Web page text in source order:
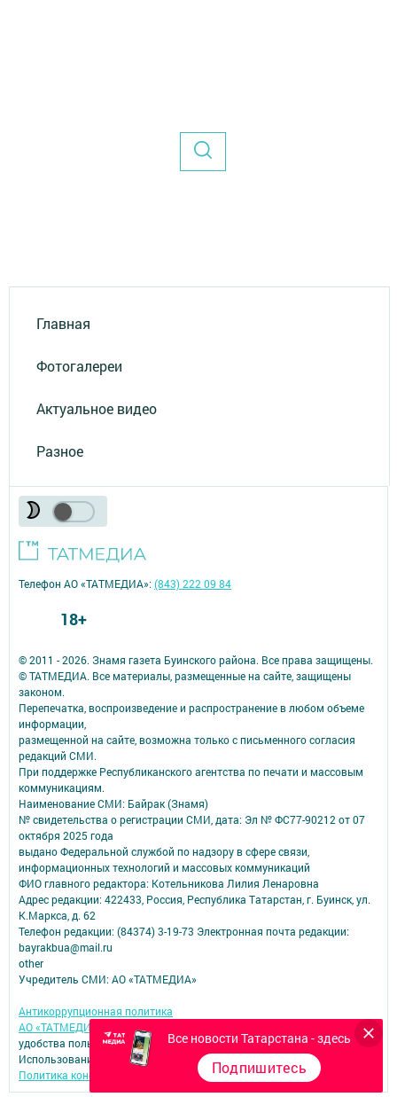
Главная
Фотогалереи
Актуальное видео
Разное
Все новости Татарстана - здесь
Подпишитесь
© 2011 - 2026. Знамя газета Буинского района. Все права защищены.
© ТАТМЕДИА. Все материалы, размещенные на сайте, защищены
законом.
Перепечатка, воспроизведение и распространение в любом объеме
информации,
размещенной на сайте, возможна только с письменного согласия
редакций СМИ.
При поддержке Республиканского агентства по печати и массовым
коммуникациям.
Наименование СМИ: Байрак (Знамя)
№ свидетельства о регистрации СМИ, дата: Эл № ФС77-90212 от 07
октября 2025 года
выдано Федеральной службой по надзору в сфере связи,
информационных технологий и массовых коммуникаций
ФИО главного редактора: Котельникова Лилия Ленаровна
Адрес редакции: 422433, Россия, Республика Татарстан, г. Буинск, ул.
К.Маркса, д. 62
Телефон редакции: (84374) 3-19-73 Электронная почта редакции:
bayrakbua@mail.ru
other
Учредитель СМИ: АО «ТАТМЕДИА»
Антикоррупционная политика
АО «ТАТМЕДИА» использует «cookie»
для персонализации сервисов и
удобства пользователей сайтом.
Использование «cookie» можно отменить в настройках браузера.
Политика конфиденциальности
Телефон АО «ТАТМЕДИА»:(843) 222 09 84
18+